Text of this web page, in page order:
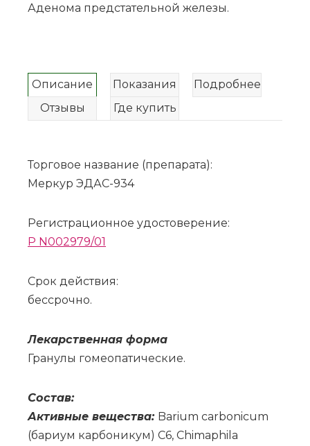
Аденома предстательной железы.
Описание Показания
Подробнее
Отзывы
Где купить
Торговое название (препарата):
Меркур ЭДАС-934
Регистрационное удостоверение:
P N002979/01
Срок действия:
бессрочно.
Ле­кар­ствен­ная фор­ма
Гра­ну­лы го­мео­па­ти­че­ские.
Со­став:
Ак­тив­ные ве­ще­ства: Barium carbonicum
(ба­ри­ум кар­бо­ни­кум) C6, Chimaphila